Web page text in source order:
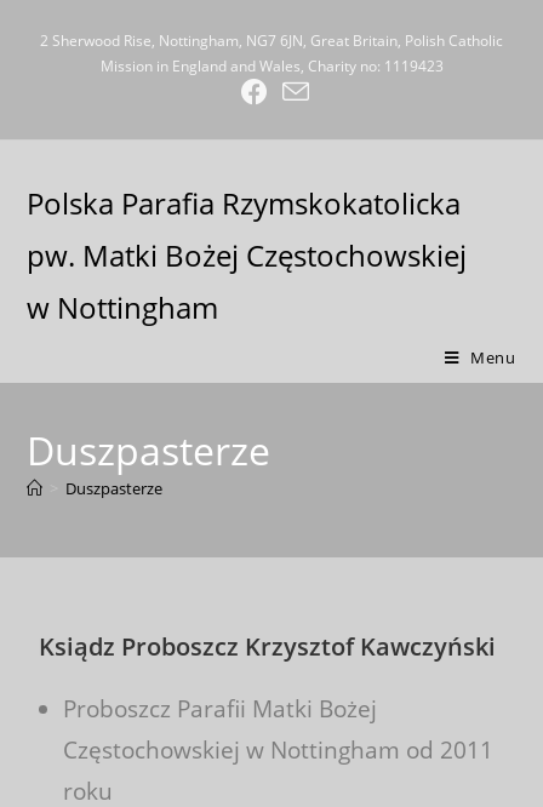
2 Sherwood Rise, Nottingham, NG7 6JN, Great Britain, Polish Catholic
Mission in England and Wales, Charity no: 1119423
Polska Parafia Rzymskokatolicka
pw. Matki Bożej Częstochowskiej
w Nottingham
Menu
Duszpasterze
Duszpasterze
Ksiądz Proboszcz Krzysztof Kawczyński
Proboszcz Parafii Matki Bożej
Częstochowskiej w Nottingham od 2011
roku